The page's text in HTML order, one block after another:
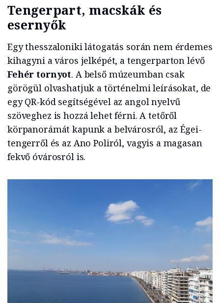
Tengerpart, macskák és
esernyők
Egy thesszaloniki látogatás során nem érdemes
kihagyni a város jelképét, a tengerparton lévő
Fehér tornyot. A belső múzeumban csak
görögül olvashatjuk a történelmi leírásokat, de
egy QR-kód segítségével az angol nyelvű
szöveghez is hozzá lehet férni. A tetőről
körpanorámát kapunk a belvárosról, az Égei-
tengerről és az Ano Poliról, vagyis a magasan
fekvő óvárosról is.